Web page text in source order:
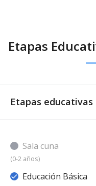
Etapas
Etapas educativas
Sala cuna
(0-2 años)
Educación Básica